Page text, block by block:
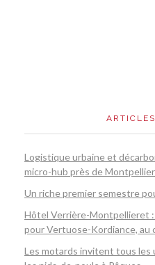
Logistique urbaine et
micro-hub près de Montpellier
Un riche premier semestre
Hôtel Verrière-Montpellieret
pour Vertuose-Kordiance,
Les motards invitent tous les